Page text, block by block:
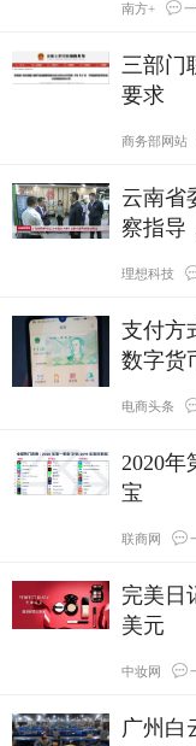
南方+
三部门
要求
商务部网站
云南省
察指导
理想科技
支付方
数字货
电商头条
2020年
宝
联商网
完美日
美元
中妆网
广州白